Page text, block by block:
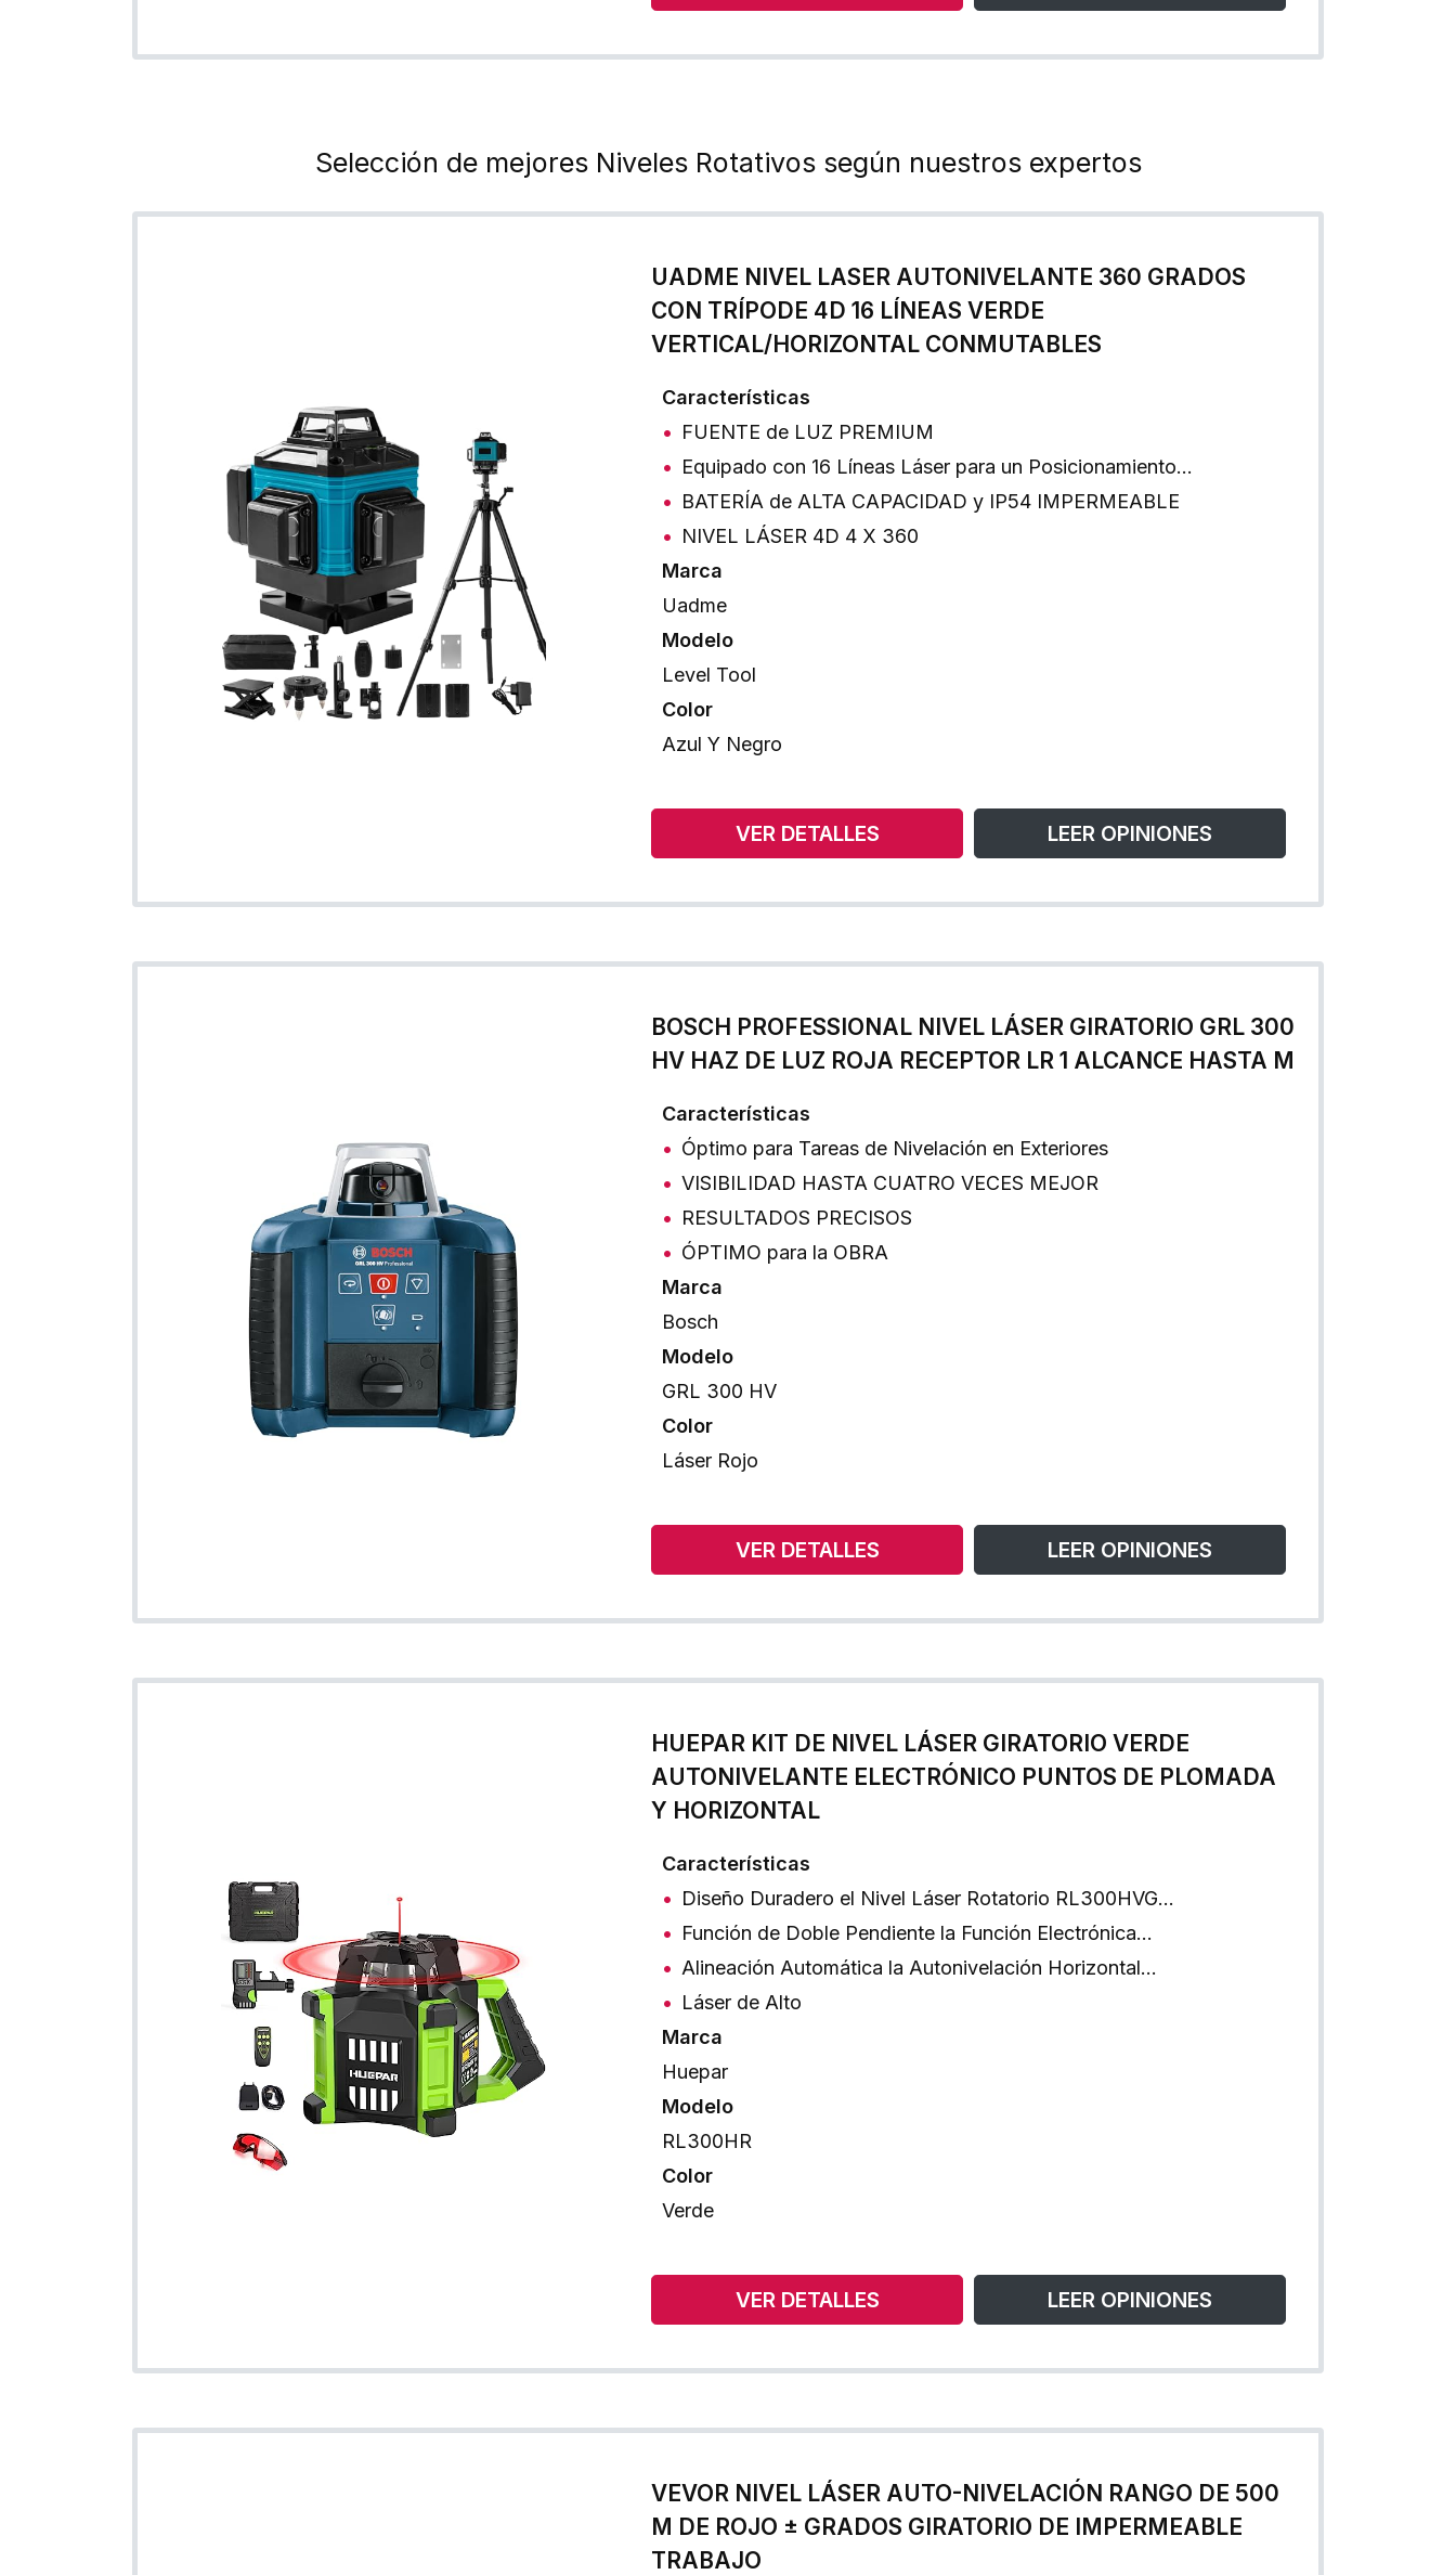
Selección de mejores Niveles Rotativos según nuestros expertos
UADME NIVEL LASER AUTONIVELANTE 360 GRADOS
CON TRÍPODE 4D 16 LÍNEAS VERDE
VERTICAL/HORIZONTAL CONMUTABLES
Características
FUENTE de LUZ PREMIUM
Equipado con 16 Líneas Láser para un Posicionamiento…
BATERÍA de ALTA CAPACIDAD y IP54 IMPERMEABLE
NIVEL LÁSER 4D 4 X 360
Marca
Uadme
Modelo
Level Tool
Color
Azul Y Negro
VER DETALLES LEER OPINIONES
BOSCH PROFESSIONAL NIVEL LÁSER GIRATORIO GRL 300
HV HAZ DE LUZ ROJA RECEPTOR LR 1 ALCANCE HASTA M
Características
Óptimo para Tareas de Nivelación en Exteriores
VISIBILIDAD HASTA CUATRO VECES MEJOR
RESULTADOS PRECISOS
ÓPTIMO para la OBRA
Marca
Bosch
Modelo
GRL 300 HV
Color
Láser Rojo
VER DETALLES LEER OPINIONES
HUEPAR KIT DE NIVEL LÁSER GIRATORIO VERDE
AUTONIVELANTE ELECTRÓNICO PUNTOS DE PLOMADA
Y HORIZONTAL
Características
Diseño Duradero el Nivel Láser Rotatorio RL300HVG…
Función de Doble Pendiente la Función Electrónica…
Alineación Automática la Autonivelación Horizontal…
Láser de Alto
Marca
Huepar
Modelo
RL300HR
Color
Verde
VER DETALLES LEER OPINIONES
VEVOR NIVEL LÁSER AUTO-NIVELACIÓN RANGO DE 500
M DE ROJO ± GRADOS GIRATORIO DE IMPERMEABLE
TRABAJO